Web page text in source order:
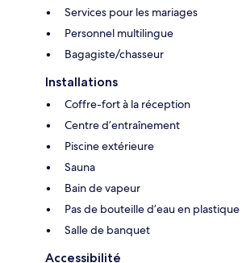
Services pour les mariages
Personnel multilingue
Bagagiste/chasseur
Installations
Coffre-fort à la réception
Centre d’entraînement
Piscine extérieure
Sauna
Bain de vapeur
Pas de bouteille d’eau en plastique
Salle de banquet
Accessibilité